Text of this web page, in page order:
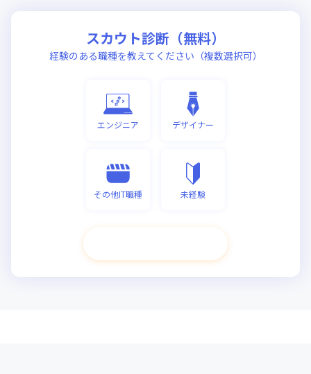
スカウト診断（無料）
経験のある職種を教えてください（複数選択可）
エンジニア デザイナー
その他IT職種 未経験